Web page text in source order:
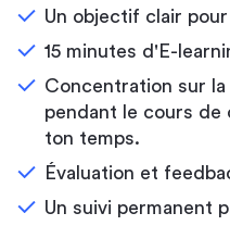
Un objectif clair
15 minutes d'E-
Concentration sur
pendant le cours de
ton temps.
Évaluation et
Un suivi permanent